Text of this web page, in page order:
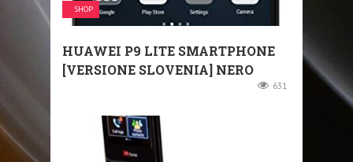
SHOP
HUAWEI P9 LITE SMARTPHONE
[VERSIONE SLOVENIA] NERO
631